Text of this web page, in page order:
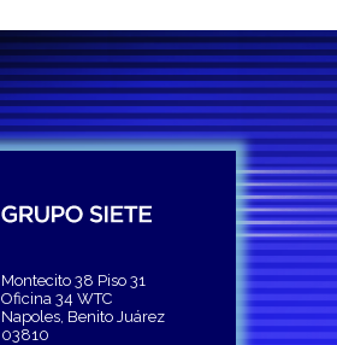
Montecito 38 Piso 31
Oficina 34 WTC
Napoles, Benito Juárez
03810